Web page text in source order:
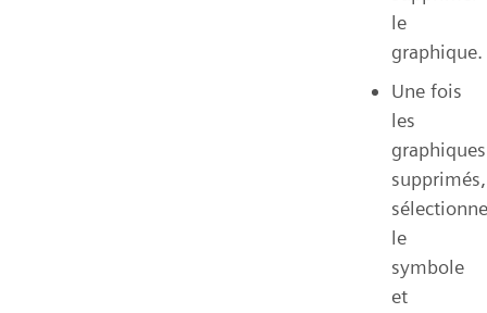
le
graphique.
Une fois
les
graphiques
supprimés,
le
symbole
et